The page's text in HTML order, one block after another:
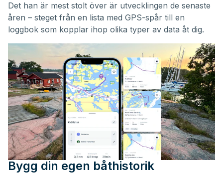
Det han är mest stolt över är utvecklingen de senaste
åren – steget från en lista med GPS-spår till en
loggbok som kopplar ihop olika typer av data åt dig.
Bygg din egen båthistorik